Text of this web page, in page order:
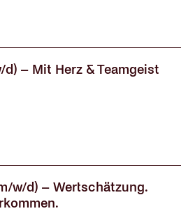
– Mit Herz & Teamgeist
w/d) – Wertschätzung.